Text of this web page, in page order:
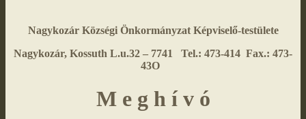
Nagykozár Községi Önkormányzat Képviselő-testülete
Nagykozár, Kossuth L.u.32 – 7741 Tel.: 473-414 Fax.: 473-
43O
M e g h í v ó